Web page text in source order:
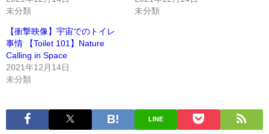
未分類
未分類
【衝撃映像】宇宙でのトイレ
事情 【Toilet 101】Nature
Calling in Space
2021年12月14日
未分類
LINE